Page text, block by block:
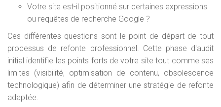
Votre site est-il positionné sur certaines expressions
ou requêtes de recherche Google ?
Ces différentes questions sont le point de départ de tout
processus de refonte professionnel. Cette phase d'audit
initial identifie les points forts de votre site tout comme ses
limites (visibilité, optimisation de contenu, obsolescence
technologique) afin de déterminer une stratégie de refonte
adaptée.